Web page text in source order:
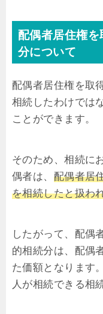
配偶者居住権
分について
配偶者居住権を取
相続したわけでは
ことができます。
そのため、相続に
偶者は、 配偶者居
を相続したと扱わ
したがって、配偶
的相続分は、配偶
た価額となります
人が相続できる相